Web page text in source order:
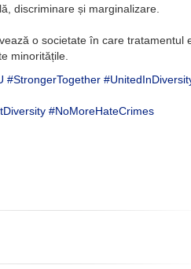
discriminare și marginalizare.
o societate în care tratamentul
minoritățile.
#StrongerTogether
#NoMoreHateCrimes